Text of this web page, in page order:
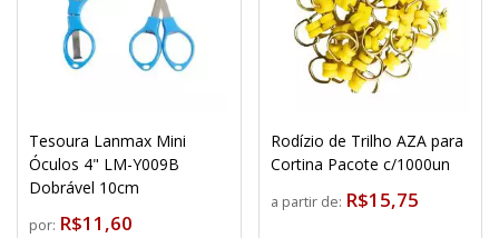
Tesoura Lanmax Mini
Óculos 4" LM-Y009B
Dobrável 10cm
por: R$11,60
Rodízio de Trilho AZA para
Cortina Pacote c/1000un
a partir de: R$15,75